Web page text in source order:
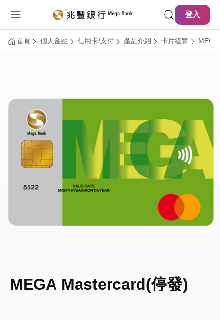
登入
首頁 個人金融 信用卡/支付 產品介紹 卡片總覽
MEGA Mastercard(停發)